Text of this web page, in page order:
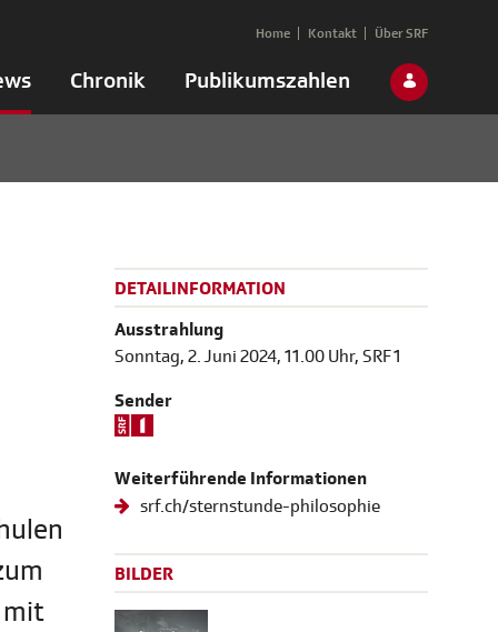
Chronik Publikumszahlen
Home Kontakt Über SRF
mit
DETAILINFORMATION
Ausstrahlung
Sonntag, 2. Juni 2024, 11.00 Uhr, SRF 1
Sender
Weiterführende Informationen
srf.ch/sternstunde-philosophie
BILDER